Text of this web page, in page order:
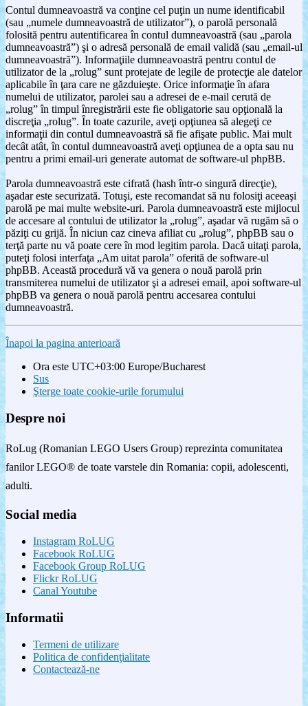
Contul dumneavoastră va conţine cel puţin un nume identificabil
(sau „numele dumneavoastră de utilizator”), o parolă personală
folosită pentru autentificarea în contul dumneavoastră (sau „parola
dumneavoastră”) şi o adresă personală de email validă (sau „email-ul
dumneavoastră”). Informaţiile dumneavoastră pentru contul de
utilizator de la „rolug” sunt protejate de legile de protecţie ale datelor
aplicabile în ţara care ne găzduieşte. Orice informaţie în afara
numelui de utilizator, parolei sau a adresei de e-mail cerută de
„rolug” în timpul înregistrării este fie obligatorie sau opţională la
discreţia „rolug”. În toate cazurile, aveţi opţiunea să alegeţi ce
informaţii din contul dumneavoastră să fie afişate public. Mai mult
decât atât, în contul dumneavoastră aveţi opţiunea de a opta sau nu
pentru a primi email-uri generate automat de software-ul phpBB.
Parola dumneavoastră este cifrată (hash într-o singură direcţie),
aşadar este securizată. Totuşi, este recomandat să nu folosiţi aceeaşi
parolă pe mai multe website-uri. Parola dumneavoastră este mijlocul
de accesare al contului de utilizator la „rolug”, aşadar vă rugăm să o
păziţi cu grijă. În niciun caz cineva afiliat cu „rolug”, phpBB sau o
terţă parte nu vă poate cere în mod legitim parola. Dacă uitaţi parola,
puteţi folosi interfaţa „Am uitat parola” oferită de software-ul
phpBB. Această procedură vă va genera o nouă parolă prin
transmiterea numelui de utilizator şi a adresei email, apoi software-ul
phpBB va genera o nouă parolă pentru accesarea contului
dumneavoastră.
Înapoi la pagina anterioară
Ora este UTC+03:00 Europe/Bucharest
Sus
Şterge toate cookie-urile forumului
Despre noi
RoLug (Romanian LEGO Users Group) reprezinta comunitatea
fanilor LEGO® de toate varstele din Romania: copii, adolescenti,
adulti.
Social media
Instagram RoLUG
Facebook RoLUG
Facebook Group RoLUG
Flickr RoLUG
Canal Youtube
Informatii
Termeni de utilizare
Politica de confidenţialitate
Contactează-ne